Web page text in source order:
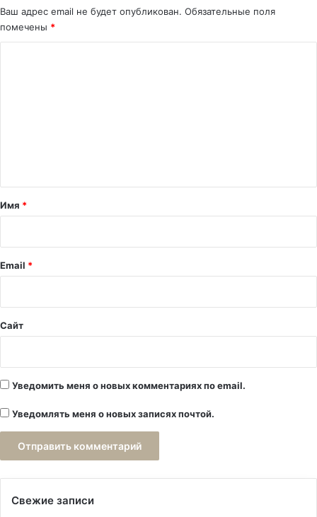
Ваш адрес email не будет опубликован. Обязательные поля
помечены *
а
й
Имя *
Email *
Сайт
Уведомить меня о новых комментариях по email.
Уведомлять меня о новых записях почтой.
Свежие записи